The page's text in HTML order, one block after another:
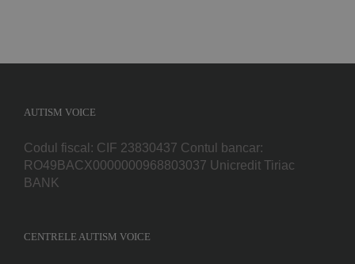
AUTISM VOICE
Codul fiscal: CIF 23830437 Contul bancar:
RO49BACX0000000968803037 Unicredit Tiriac
BANK
CENTRELE AUTISM VOICE